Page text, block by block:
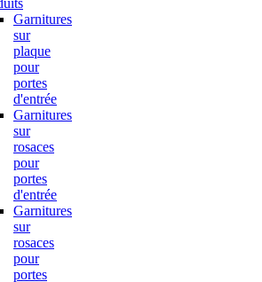
Garnitures
sur
plaque
pour
portes
d'entrée
Garnitures
sur
rosaces
pour
portes
d'entrée
Garnitures
sur
rosaces
pour
portes